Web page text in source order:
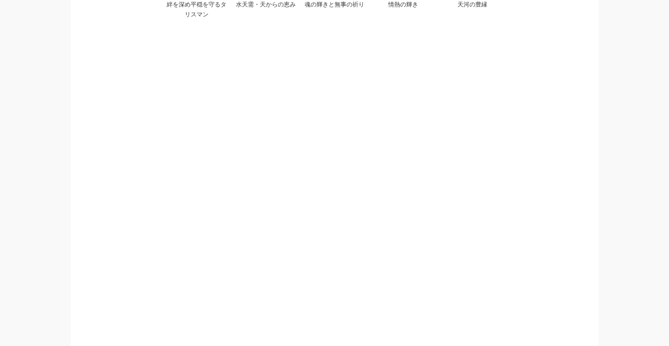
絆を深め平穏を守るタ
リスマン
水天需・天からの恵み 魂の輝きと無事の祈り 情熱の輝き 天河の豊縁